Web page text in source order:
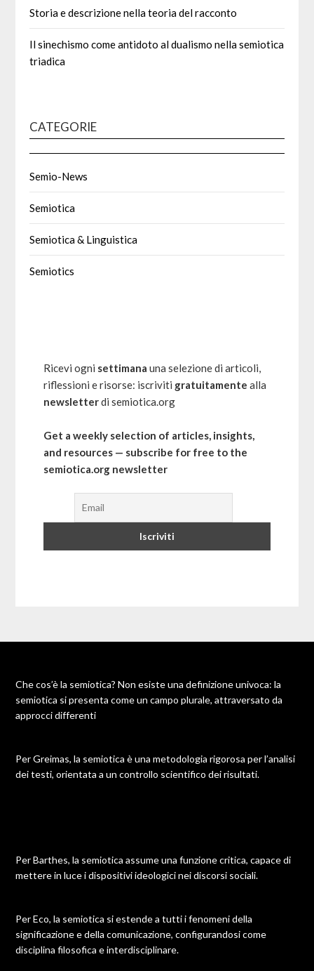
Storia e descrizione nella teoria del racconto
Il sinechismo come antidoto al dualismo nella semiotica
triadica
CATEGORIE
Semio-News
Semiotica
Semiotica & Linguistica
Semiotics
Ricevi ogni settimana una selezione di articoli,
riflessioni e risorse: iscriviti gratuitamente alla
newsletterdi semiotica.org
Get a weekly selection of articles, insights,
and resources — subscribe for free to the
semiotica.org newsletter
Che cos’è la semiotica? Non esiste una definizione univoca: la
semiotica si presenta come un campo plurale, attraversato da
approcci differenti
Per Greimas, la semiotica è una metodologia rigorosa per l’analisi
dei testi, orientata a un controllo scientifico dei risultati.
Per Barthes, la semiotica assume una funzione critica, capace di
mettere in luce i dispositivi ideologici nei discorsi sociali.
Per Eco, la semiotica si estende a tutti i fenomeni della
significazione e della comunicazione, configurandosi come
disciplina filosofica e interdisciplinare.